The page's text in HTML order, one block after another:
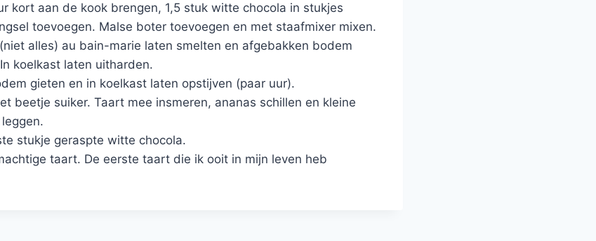
kort aan de kook brengen, 1,5 stuk witte chocola in stukjes
toevoegen. Malse boter toevoegen en met staafmixer mixen.
alles) au bain-marie laten smelten en afgebakken bodem
koelkast laten uitharden.
gieten en in koelkast laten opstijven (paar uur).
beetje suiker. Taart mee insmeren, ananas schillen en kleine
stukje geraspte witte chocola.
taart. De eerste taart die ik ooit in mijn leven heb